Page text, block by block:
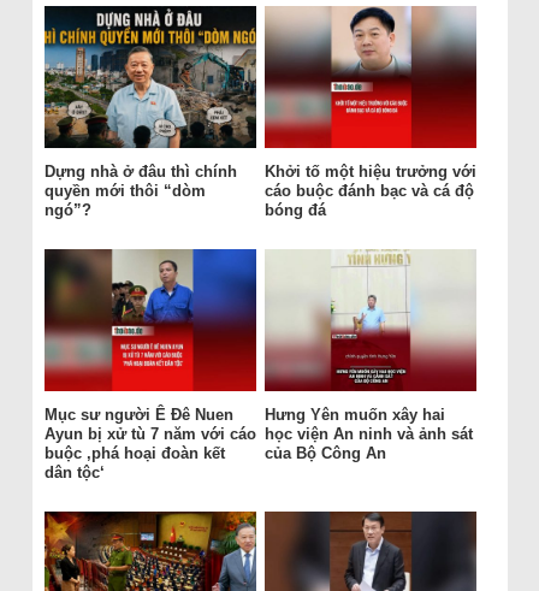
Dựng nhà ở đâu thì chính
quyền mới thôi “dòm
ngó”?
Khởi tố một hiệu trưởng với
cáo buộc đánh bạc và cá độ
bóng đá
Mục sư người Ê Đê Nuen
Ayun bị xử tù 7 năm với cáo
buộc ‚phá hoại đoàn kết
dân tộc‘
Hưng Yên muốn xây hai
học viện An ninh và ảnh sát
của Bộ Công An